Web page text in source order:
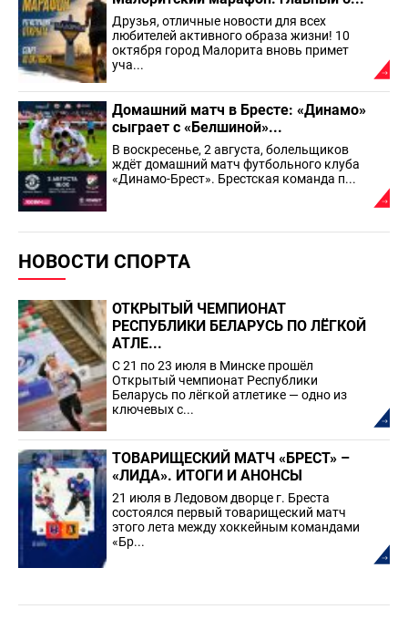
Друзья, отличные новости для всех
любителей активного образа жизни! 10
октября город Малорита вновь примет
уча...
Домашний матч в Бресте: «Динамо»
сыграет с «Белшиной»...
В воскресенье, 2 августа, болельщиков
ждёт домашний матч футбольного клуба
«Динамо-Брест». Брестская команда п...
НОВОСТИ СПОРТА
ОТКРЫТЫЙ ЧЕМПИОНАТ
РЕСПУБЛИКИ БЕЛАРУСЬ ПО ЛЁГКОЙ
АТЛЕ...
С 21 по 23 июля в Минске прошёл
Открытый чемпионат Республики
Беларусь по лёгкой атлетике — одно из
ключевых с...
ТОВАРИЩЕСКИЙ МАТЧ «БРЕСТ» –
«ЛИДА». ИТОГИ И АНОНСЫ
21 июля в Ледовом дворце г. Бреста
состоялся первый товарищеский матч
этого лета между хоккейным командами
«Бр...